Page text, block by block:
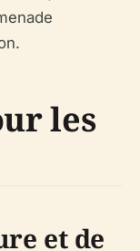
les
et de